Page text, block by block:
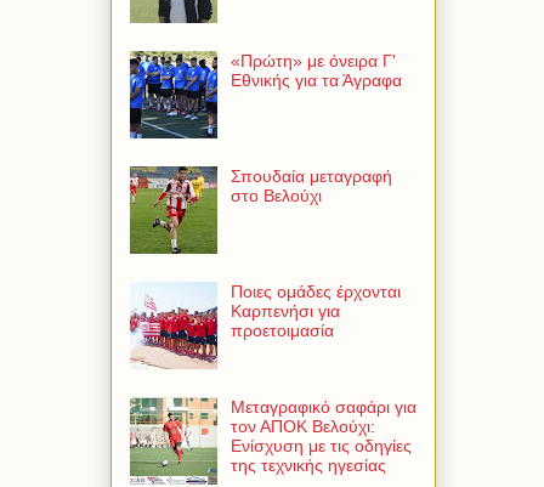
«Πρώτη» με όνειρα Γ'
Εθνικής για τα Άγραφα
Σπουδαία μεταγραφή
στο Βελούχι
Ποιες ομάδες έρχονται
Καρπενήσι για
προετοιμασία
Μεταγραφικό σαφάρι για
τον ΑΠΟΚ Βελούχι:
Ενίσχυση με τις οδηγίες
της τεχνικής ηγεσίας